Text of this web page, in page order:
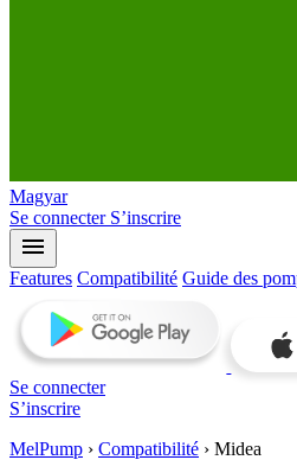
Magyar
Se connecter S’inscrire
menu
Features Compatibilité Guide des
Se connecter
S’inscrire
MelPump › Compatibilité › Midea